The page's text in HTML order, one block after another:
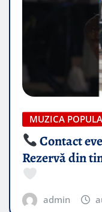
MUZICA
Contact
Rezervă din
admin